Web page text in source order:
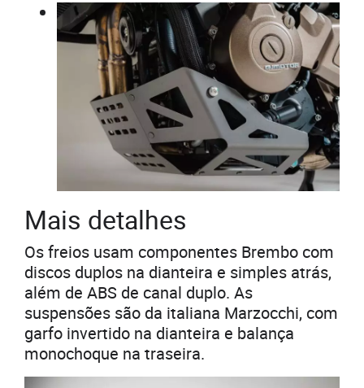
Mais detalhes
Os freios usam componentes Brembo com
discos duplos na dianteira e simples atrás,
além de ABS de canal duplo. As
suspensões são da italiana Marzocchi, com
garfo invertido na dianteira e balança
monochoque na traseira.